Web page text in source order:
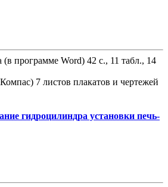
(в программе Word) 42 с., 11 табл., 14
7 листов плакатов и чертежей
гидроцилиндра установки печь-